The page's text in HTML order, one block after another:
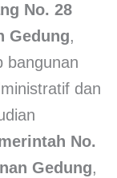
No. 28
Gedung,
bangunan
dan
No.
Gedung,